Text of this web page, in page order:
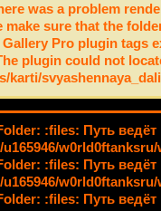
was a problem
make sure that the
Gallery Pro plugin tags
plugin could not
karti/
:files: Путь ведёт
u165946/
:files: Путь ведёт
u165946/
:files: Путь ведёт